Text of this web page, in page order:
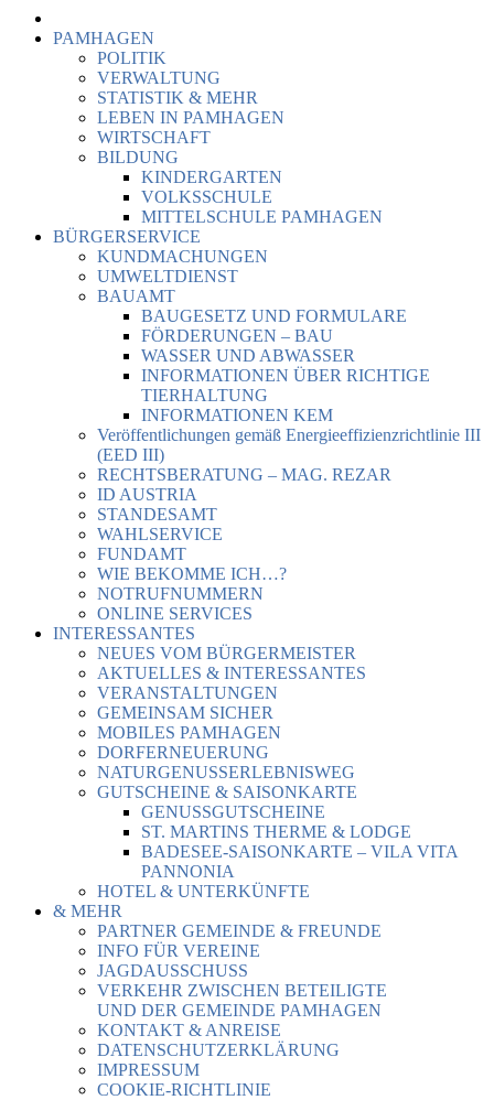
PAMHAGEN
POLITIK
VERWALTUNG
STATISTIK & MEHR
LEBEN IN PAMHAGEN
WIRTSCHAFT
BILDUNG
KINDERGARTEN
VOLKSSCHULE
MITTELSCHULE PAMHAGEN
BÜRGERSERVICE
KUNDMACHUNGEN
UMWELTDIENST
BAUAMT
BAUGESETZ UND FORMULARE
FÖRDERUNGEN – BAU
WASSER UND ABWASSER
INFORMATIONEN ÜBER RICHTIGE
TIERHALTUNG
INFORMATIONEN KEM
Veröffentlichungen gemäß Energieeffizienzrichtlinie III
(EED III)
RECHTSBERATUNG – MAG. REZAR
ID AUSTRIA
STANDESAMT
WAHLSERVICE
FUNDAMT
WIE BEKOMME ICH…?
NOTRUFNUMMERN
ONLINE SERVICES
INTERESSANTES
NEUES VOM BÜRGERMEISTER
AKTUELLES & INTERESSANTES
VERANSTALTUNGEN
GEMEINSAM SICHER
MOBILES PAMHAGEN
DORFERNEUERUNG
NATURGENUSSERLEBNISWEG
GUTSCHEINE & SAISONKARTE
GENUSSGUTSCHEINE
ST. MARTINS THERME & LODGE
BADESEE-SAISONKARTE – VILA VITA
PANNONIA
HOTEL & UNTERKÜNFTE
& MEHR
PARTNER GEMEINDE & FREUNDE
INFO FÜR VEREINE
JAGDAUSSCHUSS
VERKEHR ZWISCHEN BETEILIGTE
UND DER GEMEINDE PAMHAGEN
KONTAKT & ANREISE
DATENSCHUTZERKLÄRUNG
IMPRESSUM
COOKIE-RICHTLINIE